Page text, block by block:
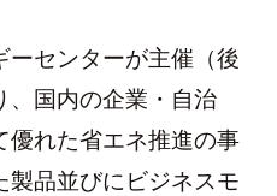
ーセンターが主催（後
、国内の企業・自治
優れた省エネ推進の事
製品並びにビジネスモ